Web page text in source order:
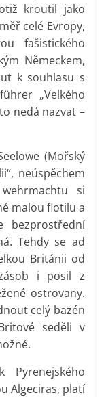
kroutil jako
celé Evropy,
fašistického
Německem,
k souhlasu s
„Velkého
nedá nazvat –
(Mořský
neúspěchem
si
malou flotilu a
bezprostřední
Tehdy se ad
Británii od
i posil z
ostrovany.
celý bazén
seděli v
Pyrenejského
Algeciras, platí